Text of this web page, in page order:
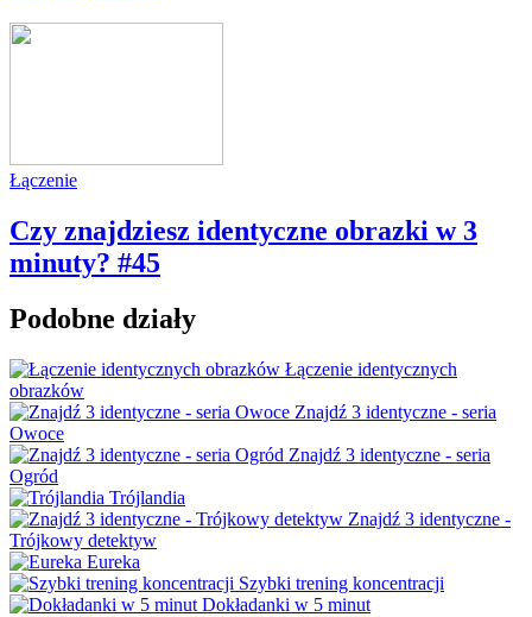
Łączenie
Czy znajdziesz identyczne obrazki w 3
minuty? #45
Podobne działy
Łączenie identycznych
obrazków
Znajdź 3 identyczne - seria
Owoce
Znajdź 3 identyczne - seria
Ogród
Trójlandia
Znajdź 3 identyczne -
Trójkowy detektyw
Eureka
Szybki trening koncentracji
Dokładanki w 5 minut